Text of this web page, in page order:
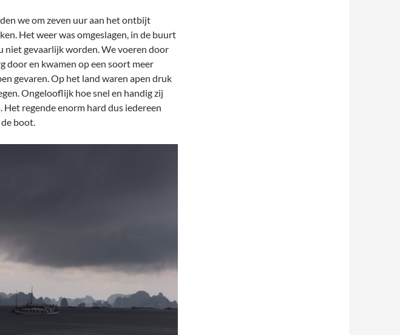
we om zeven uur aan het ontbijt
Het weer was omgeslagen, in de buurt
niet gevaarlijk worden. We voeren door
door en kwamen op een soort meer
gevaren. Op het land waren apen druk
Ongelooflijk hoe snel en handig zij
regende enorm hard dus iedereen
boot.